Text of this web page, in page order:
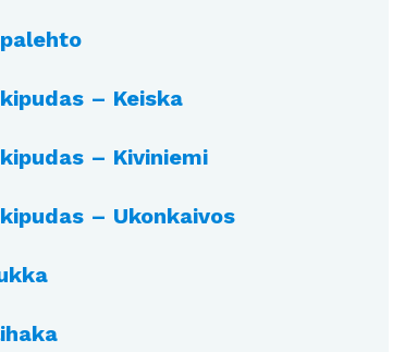
– Keiska
– Kiviniemi
– Ukonkaivos